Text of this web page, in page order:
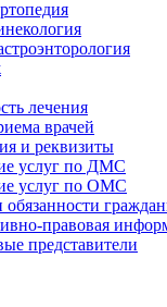
лечения
врачей
и реквизиты
услуг по ДМС
услуг по ОМС
правовая
представители